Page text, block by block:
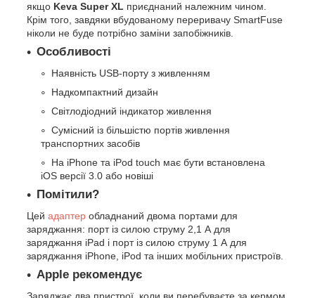
якщо Keva Super XL приєднаний належним чином.
Крім того, завдяки вбудованому переривачу SmartFuse
ніколи не буде потрібно заміни запобіжників.
Особливості
Наявність USB-порту з живленням
Надкомпактний дизайн
Світлодіодний індикатор живлення
Сумісний із більшістю портів живлення
транспортних засобів
На iPhone та iPod touch має бути встановлена
iOS версії 3.0 або новіші
Помітили?
Цей адаптер обладнаний двома портами для
заряджання: порт із силою струму 2,1 А для
заряджання iPad і порт із силою струму 1 А для
заряджання iPhone, iPod та інших мобільних пристроїв.
Apple рекомендує
Заряджає два пристрої, коли ви перебуваєте за кермом.